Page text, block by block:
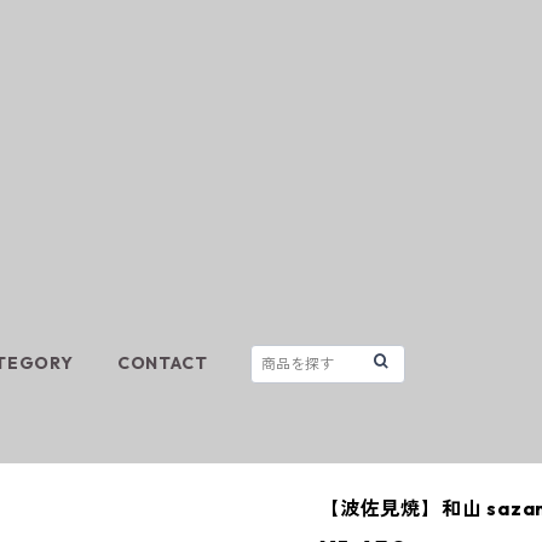
CONTACT
【波佐見焼】和山